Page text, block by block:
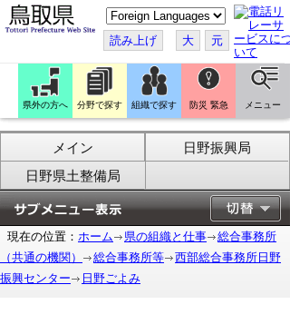
こ
の
ペ
ー
ジ
翻
訳
す
る
読み上げ 大 元
県外の方へ 分野で探す 組織で探す 防災 緊急 メニュー
メイン
日野振興局
日野県土整備局
現在の位置： ホーム 県の組織と仕事
総合事務所
（共通の機関）
総合事務所等
西部総合事務所日野
振興センター
日野ごよみ